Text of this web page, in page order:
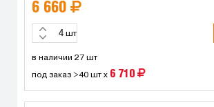
6 660
шт
в наличии 27 шт
под заказ >40 шт x 6 710